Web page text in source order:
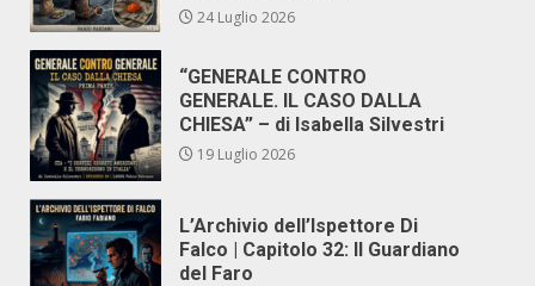
24 Luglio 2026
“GENERALE CONTRO
GENERALE. IL CASO DALLA
CHIESA” – di Isabella Silvestri
19 Luglio 2026
L’Archivio dell’Ispettore Di
Falco | Capitolo 32: Il Guardiano
del Faro